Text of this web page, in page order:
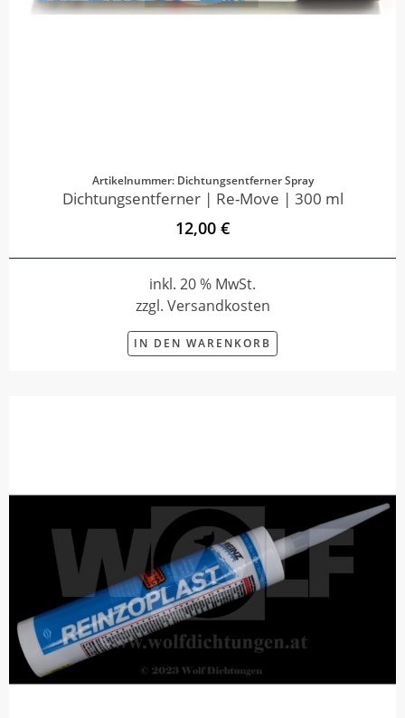
Artikelnummer: Dichtungsentferner Spray
Dichtungsentferner | Re-Move | 300 ml
12,00 €
inkl. 20 % MwSt.
zzgl. Versandkosten
IN DEN WARENKORB